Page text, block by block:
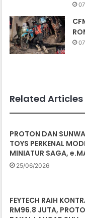
Related Articles
PROTON DAN
TOYS PERKENAL
MINIATUR SAGA,
25/06/2026
FEYTECH RAIH
RM96.8 JUTA,